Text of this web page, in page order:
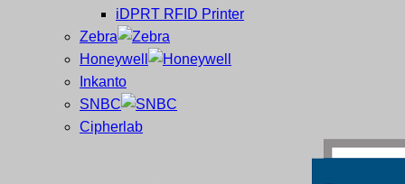
iDPRT RFID Printer
Zebra
Honeywell
Inkanto
SNBC
Cipherlab